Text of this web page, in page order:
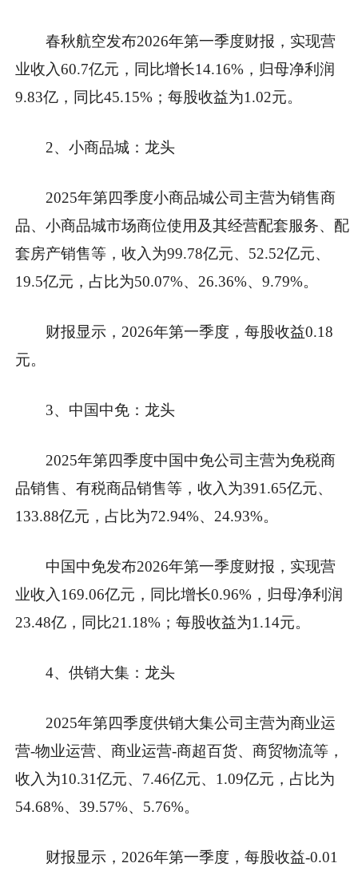
春秋航空发布2026年第一季度财报，实现营
业收入60.7亿元，同比增长14.16%，归母净利润
9.83亿，同比45.15%；每股收益为1.02元。
2、小商品城：龙头
2025年第四季度小商品城公司主营为销售商
品、小商品城市场商位使用及其经营配套服务、配
套房产销售等，收入为99.78亿元、52.52亿元、
19.5亿元，占比为50.07%、26.36%、9.79%。
财报显示，2026年第一季度，每股收益0.18
元。
3、中国中免：龙头
2025年第四季度中国中免公司主营为免税商
品销售、有税商品销售等，收入为391.65亿元、
133.88亿元，占比为72.94%、24.93%。
中国中免发布2026年第一季度财报，实现营
业收入169.06亿元，同比增长0.96%，归母净利润
23.48亿，同比21.18%；每股收益为1.14元。
4、供销大集：龙头
2025年第四季度供销大集公司主营为商业运
营-物业运营、商业运营-商超百货、商贸物流等，
收入为10.31亿元、7.46亿元、1.09亿元，占比为
54.68%、39.57%、5.76%。
财报显示，2026年第一季度，每股收益-0.01